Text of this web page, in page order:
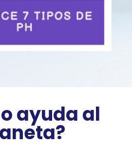
ayuda al